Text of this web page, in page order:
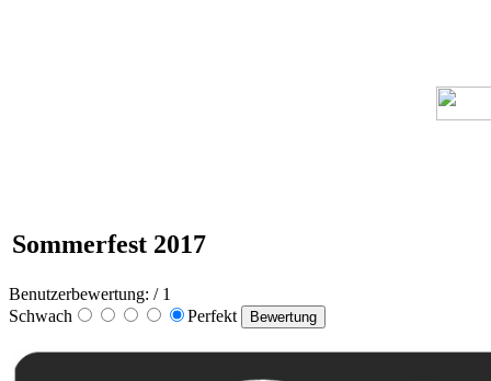
Sommerfest 2017
Benutzerbewertung: / 1
Schwach
Perfekt